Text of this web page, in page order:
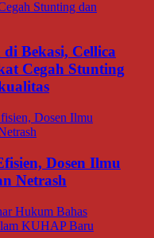
di Bekasi, Cellica
Cegah Stunting
Dosen Ilmu
Netrash